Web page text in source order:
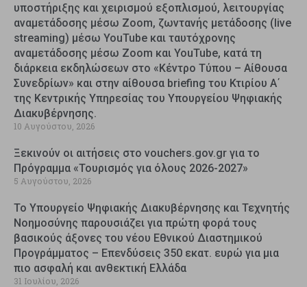
υποστήριξης και χειρισμού εξοπλισμού, λειτουργίας
αναμετάδοσης μέσω Zoom, ζωντανής μετάδοσης (live
streaming) μέσω YouTube και ταυτόχρονης
αναμετάδοσης μέσω Zoom και YouTube, κατά τη
διάρκεια εκδηλώσεων στο «Κέντρο Τύπου – Αίθουσα
Συνεδρίων» και στην αίθουσα briefing του Κτιρίου Α΄
της Κεντρικής Υπηρεσίας του Υπουργείου Ψηφιακής
Διακυβέρνησης.
10 Αυγούστου, 2026
Ξεκινούν οι αιτήσεις στο vouchers.gov.gr για το
Πρόγραμμα «Τουρισμός για όλους 2026-2027»
5 Αυγούστου, 2026
Το Υπουργείο Ψηφιακής Διακυβέρνησης και Τεχνητής
Νοημοσύνης παρουσιάζει για πρώτη φορά τους
βασικούς άξονες του νέου Εθνικού Διαστημικού
Προγράμματος – Επενδύσεις 350 εκατ. ευρώ για μια
πιο ασφαλή και ανθεκτική Ελλάδα
31 Ιουλίου, 2026